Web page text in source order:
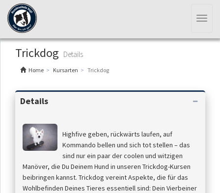
Trickdog Details
Home Kursarten Trickdog
Details
Highfive geben, rückwärts laufen, auf
Kommando bellen und sich tot stellen – das
sind nur ein paar der coolen und witzigen
Manöver, die Du Deinem Hund in unseren Trickdog-Kursen
beibringen kannst. Trickdog vereint Aspekte, die für das
Wohlbefinden Deines Tieres essentiell sind: Dein Vierbeiner